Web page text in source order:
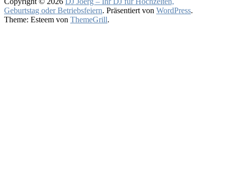
Geburtstag oder Betriebsfeiern. Präsentiert von WordPress.
Theme: Esteem von ThemeGrill.